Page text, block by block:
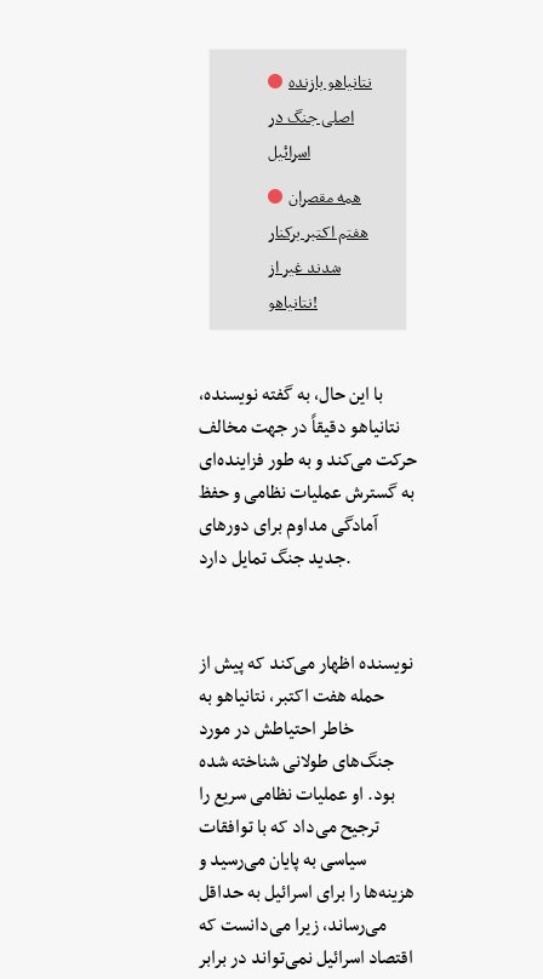
نتانیاهو بازنده
اصلی جنگ در
اسرائیل
همه مقصران
هفتم اکتبر برکنار
شدند غیر از
نتانیاهو!
با این حال، به گفته نویسنده،
نتانیاهو دقیقاً در جهت مخالف
حرکت می‌کند و به طور فزاینده‌ای
به گسترش عملیات نظامی و حفظ
آمادگی مداوم برای دورهای
جدید جنگ تمایل دارد.
نویسنده اظهار می‌کند که پیش از
حمله هفت اکتبر، نتانیاهو به
خاطر احتیاطش در مورد
جنگ‌های طولانی شناخته شده
بود. او عملیات نظامی سریع را
ترجیح می‌داد که با توافقات
سیاسی به پایان می‌رسید و
هزینه‌ها را برای اسرائیل به حداقل
می‌رساند، زیرا می‌دانست که
اقتصاد اسرائیل نمی‌تواند در برابر